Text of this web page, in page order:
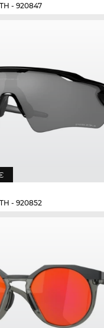
- 920847
- 920852